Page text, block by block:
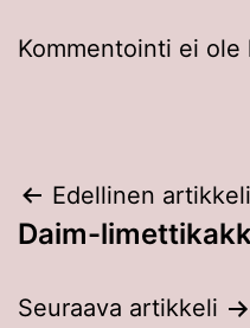
Kommentointi ei ole
Artikkelien
selaus
Edellinen artikkeli
Daim-
Seuraava artikkeli